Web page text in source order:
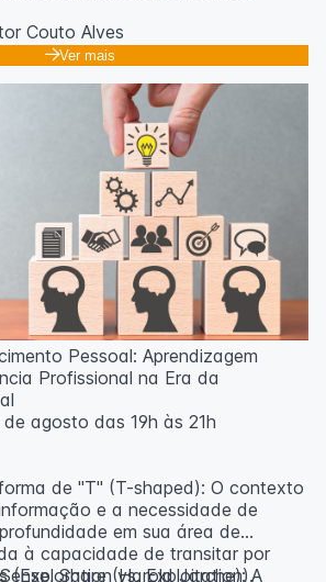
Couto Alves
Ver mais
Pessoal: Aprendizagem
Profissional na Era da
de agosto das 19h às 21h
de "T" (T-shaped): O contexto
e a necessidade de
em sua área de
à capacidade de transitar por
(Exploration vs. Exploitation).
Share (Harold Jarche): A